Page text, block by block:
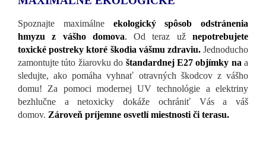
Spoznajte maximálne ekologický spôsob odstránenia
hmyzu z vášho domova. Od teraz užnepotrebujete
toxické postreky ktoré škodia vášmu zdraviu. Jednoducho
zamontujte túto žiarovku do štandardnej E27 objímky na a
sledujte, ako pomáha vyhnať otravných škodcov z vášho
domu! Za pomoci modernej UV technológie a elektriny
bezhlučne a netoxicky dokáže ochrániť Vás a váš
domov. Zároveň príjemne osvetlí miestnosti či terasu.